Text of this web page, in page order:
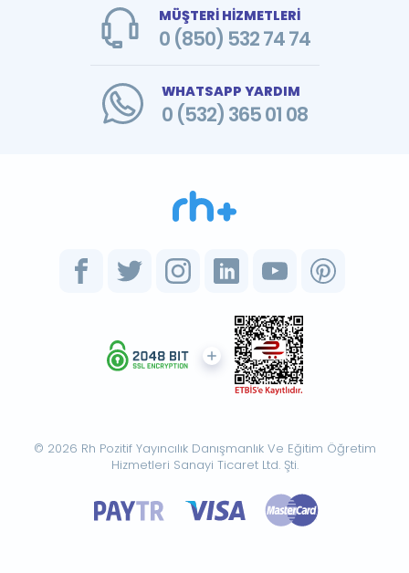
MÜŞTERİ HİZMETLERİ
0 (850) 532 74 74
WHATSAPP YARDIM
0 (532) 365 01 08
© 2026 Rh Pozitif Yayıncılık Danışmanlık Ve Eğitim Öğretim
Hizmetleri Sanayi Ticaret Ltd. Şti.